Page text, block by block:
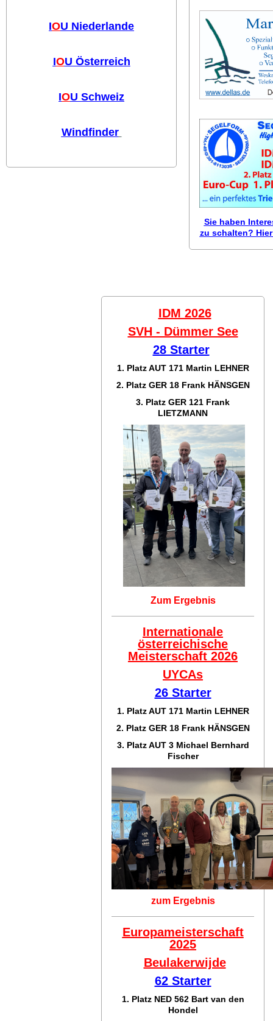
IOU Niederlande
IOU Österreich
IOU Schweiz
Windfinder
Sie haben
zu schalten?
IDM 2026
SVH - Dümmer See
28 Starter
1. Platz AUT 171 Martin LEHNER
2. Platz GER 18 Frank HÄNSGEN
3. Platz GER 121 Frank
LIETZMANN
Zum Ergebnis
Internationale
österreichische
Meisterschaft 2026
UYCAs
26 Starter
1. Platz AUT 171 Martin LEHNER
2. Platz GER 18 Frank HÄNSGEN
3. Platz AUT 3 Michael Bernhard
Fischer
zum Ergebnis
Europameisterschaft
2025
Beulakerwijde
62 Starter
1. Platz NED 562 Bart van den
Hondel